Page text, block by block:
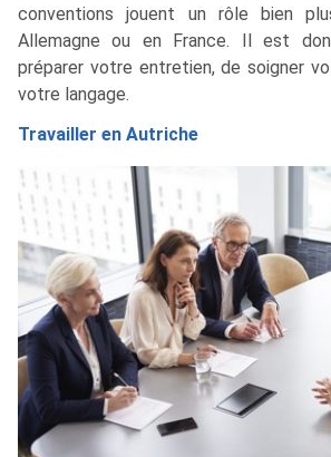
conventions jouent un rôle bien
Allemagne ou en France. Il est
préparer votre entretien, de soigner
votre langage.
Travailler en Autriche